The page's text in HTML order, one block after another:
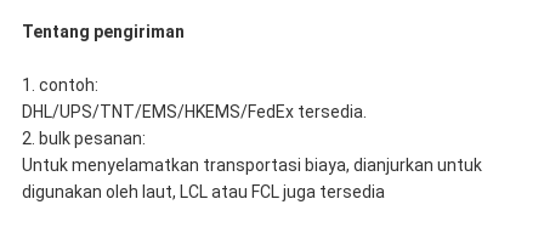
Tentang pengiriman
1. contoh:
DHL/UPS/TNT/EMS/HKEMS/FedEx tersedia.
2. bulk pesanan:
Untuk menyelamatkan transportasi biaya, dianjurkan untuk
digunakan oleh laut, LCL atau FCL juga tersedia